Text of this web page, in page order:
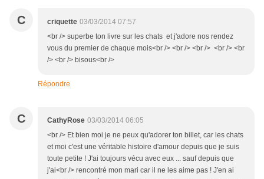
C criquette 03/03/2014 07:57
<br /> superbe ton livre sur les chats et j'adore nos rendez
vous du premier de chaque mois<br /> <br /> <br /> <br /> <br
/> <br /> bisous<br />
Répondre
C CathyRose 03/03/2014 06:05
<br /> Et bien moi je ne peux qu'adorer ton billet, car les chats
et moi c'est une véritable histoire d'amour depuis que je suis
toute petite ! J'ai toujours vécu avec eux ... sauf depuis que
j'ai<br /> rencontré mon mari car il ne les aime pas ! J'en ai